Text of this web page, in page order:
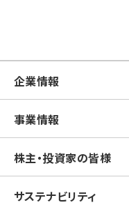
企業情報
事業情報
株主・投資家の皆様
サステナビリティ